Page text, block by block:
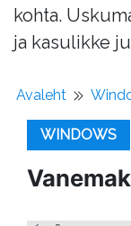
kohta.
ja kasulikke
Avaleht
WINDOWS